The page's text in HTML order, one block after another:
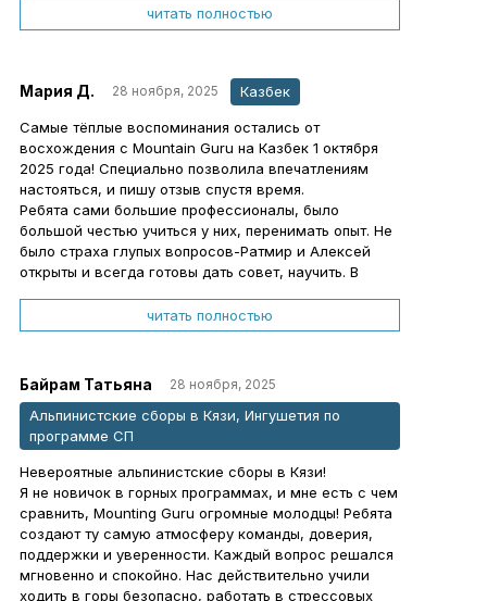
чудесный человек, который много раз отвечал на
наши не всегда самые умные вопросы,
указывала нам направление на маршрутах:)
что все приехали не просто потусить, а
действительно развивать какие-то свои пункты. Это
классно, когда все, кто собираются, приезжают с
похожими целями и из-за этого не возникает
конфликтов.
С организационной точки зрения тоже все было
супер (и это важное!), потому что на вопросы
отвечали понятно и за все проживание и тд можно
было
сразу не волноваться.
неделю моей жизни!
читать полностью
Мария Д. 28 ноября, 2025 Казбек
Самые тёплые воспоминания остались от
восхождения с Mountain Guru на Казбек 1 октября
2025 года! Специально позволила впечатлениям
настояться, и пишу отзыв спустя время.
Ребята сами большие профессионалы, было
большой честью учиться у них, перенимать опыт. Не
было страха глупых вопросов-Ратмир и Алексей
открыты и всегда готовы дать совет, научить. В
ненавязчивое отслеживание состояния каждого
участника. В следующий раз запланирую больше
Ребята, хочется с вами в новые путешествия!
читать полностью
Байрам Татьяна 28 ноября, 2025
Альпинистские сборы в Кязи, Ингушетия по
программе СП
Невероятные альпинистские сборы в Кязи!
Я не новичок в горных программах, и мне есть с чем
сравнить, Mounting Guru огромные молодцы! Ребята
создают ту самую атмосферу команды, доверия,
поддержки и уверенности. Каждый вопрос решался
мгновенно и спокойно. Нас действительно учили
ходить в горы безопасно, работать в стрессовых